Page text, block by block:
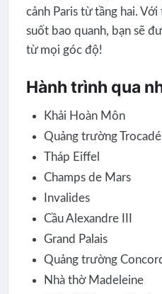
cảnh Paris từ tầng hai.
suốt bao quanh, bạn sẽ
từ mọi góc độ!
Hành trình qua
Khải Hoàn Môn
Quảng trường
Tháp Eiffel
Champs de Mars
Invalides
Cầu Alexandre III
Grand Palais
Quảng trường
Nhà thờ Madeleine